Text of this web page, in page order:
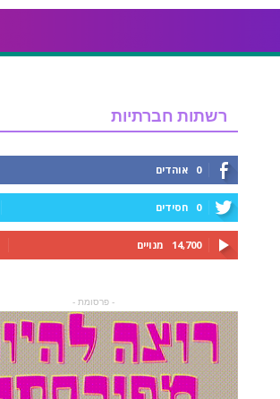
רשתות חברתיות
0 אוהדים
0 חסידים
14,700 מנויים
- פרסומת -